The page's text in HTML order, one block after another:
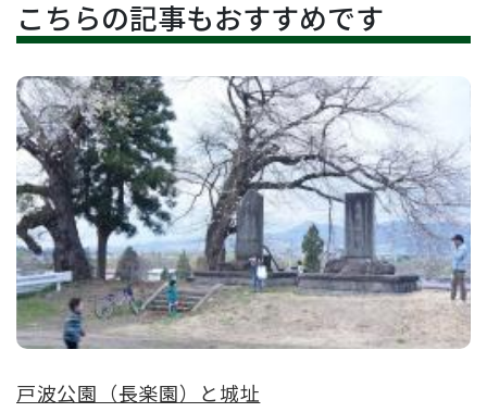
こちらの記事もおすすめです
戸波公園（長楽園）と城址